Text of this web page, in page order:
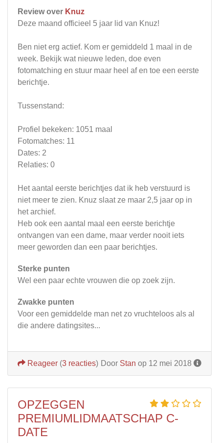
Review over Knuz
Deze maand officieel 5 jaar lid van Knuz!
Ben niet erg actief. Kom er gemiddeld 1 maal in de
week. Bekijk wat nieuwe leden, doe even
fotomatching en stuur maar heel af en toe een eerste
berichtje.
Tussenstand:
Profiel bekeken: 1051 maal
Fotomatches: 11
Dates: 2
Relaties: 0
Het aantal eerste berichtjes dat ik heb verstuurd is
niet meer te zien. Knuz slaat ze maar 2,5 jaar op in
het archief.
Heb ook een aantal maal een eerste berichtje
ontvangen van een dame, maar verder nooit iets
meer geworden dan een paar berichtjes.
Sterke punten
Wel een paar echte vrouwen die op zoek zijn.
Zwakke punten
Voor een gemiddelde man net zo vruchteloos als al
die andere datingsites...
Door Stan op 12 mei 2018
Reageer (3 reacties)
OPZEGGEN
PREMIUMLIDMAATSCHAP C-
DATE